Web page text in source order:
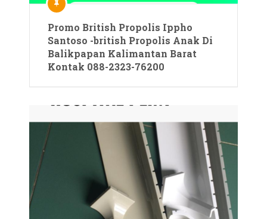
Promo British Propolis Ippho
Santoso -british Propolis Anak Di
Balikpapan Kalimantan Barat
Kontak 088-2323-76200